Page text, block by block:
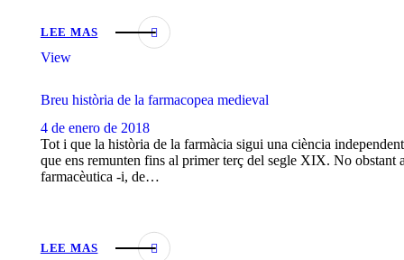
LEE MAS
View
Breu història de la farmacopea medieval
4 de enero de 2018
Tot i que la història de la farmàcia sigui una ciència
que ens remunten fins al primer terç del segle XIX. No
farmacèutica -i, de…
LEE MAS